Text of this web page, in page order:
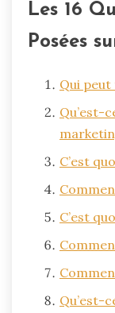
Les 16
Posées
Qui
Qu’est-
C’est
C’est
Qu’est-